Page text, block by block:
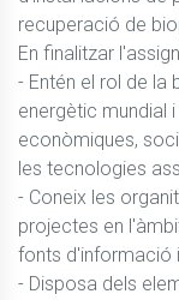
recuperació de
En finalitzar
- Entén el rol de la
energètic mundial
econòmiques,
les tecnologies
- Coneix les
projectes en
fonts d'informació
- Disposa dels